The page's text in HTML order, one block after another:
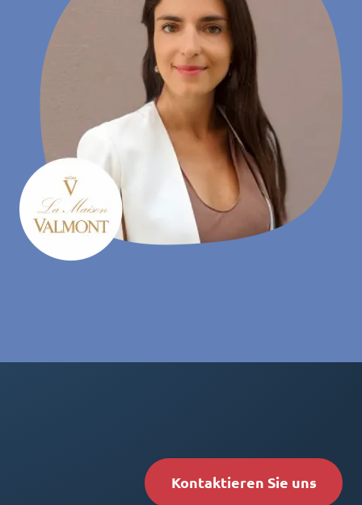
Kontaktieren Sie uns